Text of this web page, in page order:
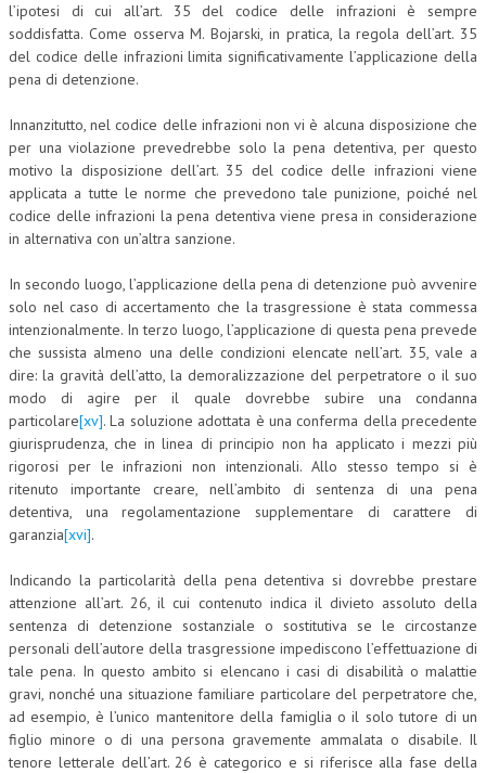
l’ipotesi di cui all’art. 35 del codice delle infrazioni è sempre
soddisfatta. Come osserva M. Bojarski, in pratica, la regola dell’art. 35
del codice delle infrazioni limita significativamente l’applicazione della
pena di detenzione.
Innanzitutto, nel codice delle infrazioni non vi è alcuna disposizione che
per una violazione prevedrebbe solo la pena detentiva, per questo
motivo la disposizione dell’art. 35 del codice delle infrazioni viene
applicata a tutte le norme che prevedono tale punizione, poiché nel
codice delle infrazioni la pena detentiva viene presa in considerazione
in alternativa con un’altra sanzione.
In secondo luogo, l’applicazione della pena di detenzione può avvenire
solo nel caso di accertamento che la trasgressione è stata commessa
intenzionalmente. In terzo luogo, l’applicazione di questa pena prevede
che sussista almeno una delle condizioni elencate nell’art. 35, vale a
dire: la gravità dell’atto, la demoralizzazione del perpetratore o il suo
modo di agire per il quale dovrebbe subire una condanna
particolare[xv]. La soluzione adottata è una conferma della precedente
giurisprudenza, che in linea di principio non ha applicato i mezzi più
rigorosi per le infrazioni non intenzionali. Allo stesso tempo si è
ritenuto importante creare, nell’ambito di sentenza di una pena
detentiva, una regolamentazione supplementare di carattere di
garanzia[xvi].
Indicando la particolarità della pena detentiva si dovrebbe prestare
attenzione all’art. 26, il cui contenuto indica il divieto assoluto della
sentenza di detenzione sostanziale o sostitutiva se le circostanze
personali dell’autore della trasgressione impediscono l’effettuazione di
tale pena. In questo ambito si elencano i casi di disabilità o malattie
gravi, nonché una situazione familiare particolare del perpetratore che,
ad esempio, è l’unico mantenitore della famiglia o il solo tutore di un
figlio minore o di una persona gravemente ammalata o disabile. Il
tenore letterale dell’art. 26 è categorico e si riferisce alla fase della